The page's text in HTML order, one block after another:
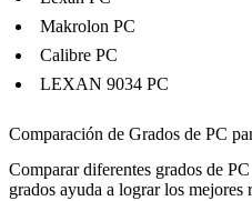
Makrolon PC
Calibre PC
LEXAN 9034 PC
Comparación de Grados de PC
Comparar diferentes grados de
grados ayuda a lograr los